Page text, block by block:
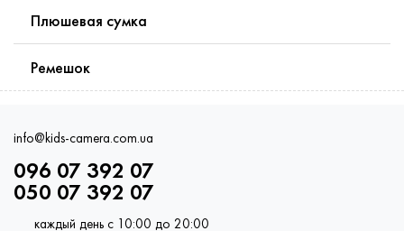
Плюшевая сумка
Ремешок
info@kids-camera.com.ua
096 07 392 07
050 07 392 07
каждый день с 10:00 до 20:00